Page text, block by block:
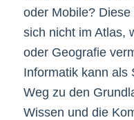
oder Mobile?
sich nicht im Atlas,
oder Geografie
Informatik kann als
Weg zu den
Wissen und die